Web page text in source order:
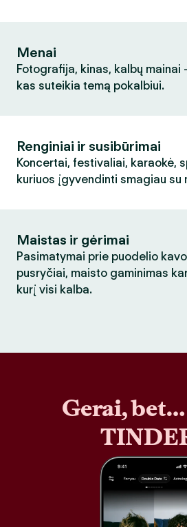
Menai
Fotografija, kinas, kalbų mainai
kas suteikia temą pokalbiui.
Renginiai ir susibūrimai
Koncertai, festivaliai, karaokė,
kuriuos įgyvendinti smagiau su
Maistas ir gėrimai
Pasimatymai prie puodelio
pusryčiai, maisto gaminimas
kurį visi kalba.
Gerai, bet…